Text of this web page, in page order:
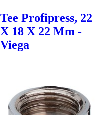
Tee Profipress, 22
X 18 X 22 Mm -
Viega